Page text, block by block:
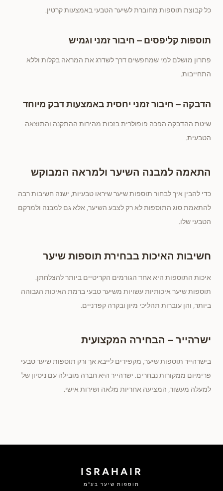
כל קבוצת תוספות מחוברת לשיער הטבעי באמצעות קרטין.
תוספות קליפסים – חיבור זמני וגמיש
פתרון מושלם למי שמחפשים דרך לשדרג את המראה בקלות וללא
התחייבות.
הדבקה – חיבור זמני יחסית באמצעות דבק מיוחד
שיטת ההדבקה הפכה פופולרית בזכות מהירות ההתקנה והתוצאה
הטבעית.
התאמה למבנה השיער ולמראה המבוקש
כדי להבין איך לבחור תוספות שיער שיראו טבעיות, ישנה חשיבות רבה
להתאמת סוג התוספות לא רק לצבע השיער, אלא גם למבנה ולמרקם
הטבעי שלו.
חשיבות האיכות בבחירת תוספות שיער
איכות התוספות היא אחד הגורמים הקריטיים ביותר להצלחתן.
תוספות שיער איכותיות עשויות משיער טבעי ברמת האיכות הגבוהה
ביותר, והן עוברות תהליכי מיון ובקרה קפדניים.
ישרהייר – הבחירה המקצועית
בישרהייר תוספות שיער, מקפידים לייבא אך ורק תוספות שיער טבעי
פרימיום ממקורות נבחרים. ישרהייר היא חברה מובילה עם ניסיון של
למעלה מעשור, המציעה אחריות מלאה ושירות אישי.
ISRAHAIR
תוספות שיער בע"מ